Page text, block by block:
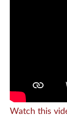
Watch this